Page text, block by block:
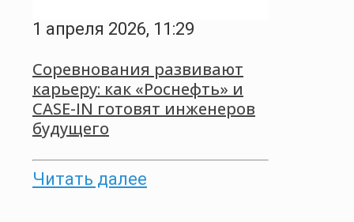
1 апреля 2026, 11:29
Соревнования развивают
карьеру: как «Роснефть» и
CASE-IN готовят инженеров
будущего
Читать далее